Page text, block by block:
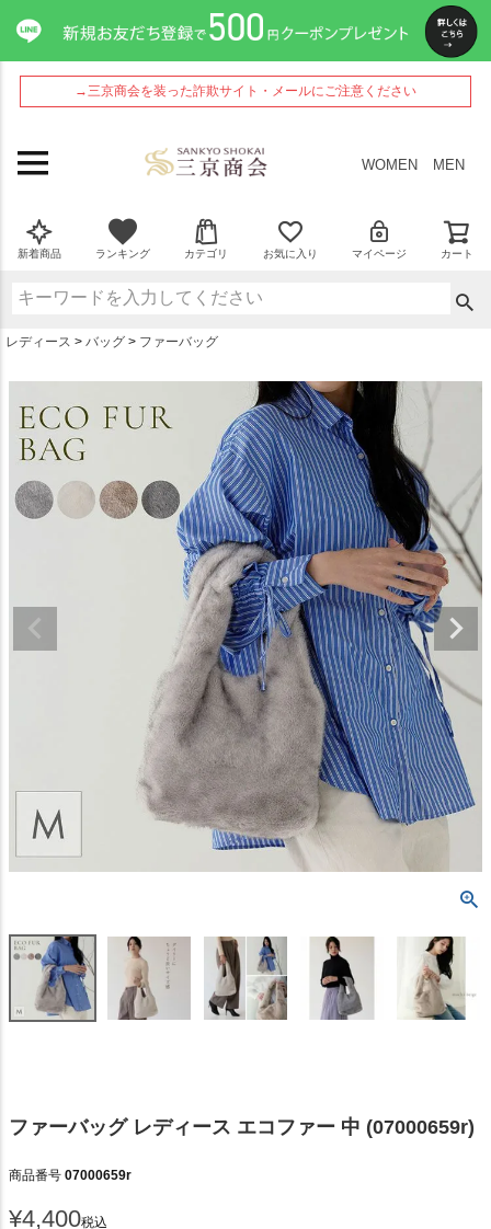
→三京商会を装った詐欺サイト・メールにご注意ください
WOMEN MEN
新着商品 ランキング カテゴリ お気に入り マイページ カート
レディース バッグ ファーバッグ
ファーバッグ レディース エコファー 中 (07000659r)
商品番号 07000659r
¥4,400税込
ペー
ジト
ップ
へ